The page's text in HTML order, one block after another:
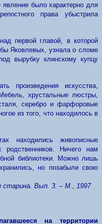
было характерно для
права убыстрила
первой главой, в которой
Яковлевых, узнала о сломе
вырубку клинскому купцу
произведения искусства,
хрустальные люстры,
серебро и фарфоровые
из того, что находилось в
находились живописные
Ничего нам
библиотеки. Можно лишь
но позабыли свою
старина. Вып. 3. – М., 1997
на территории